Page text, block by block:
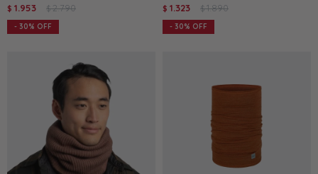
$ 1.953 $ 2.790
30
$ 1.323 $ 1.890
30